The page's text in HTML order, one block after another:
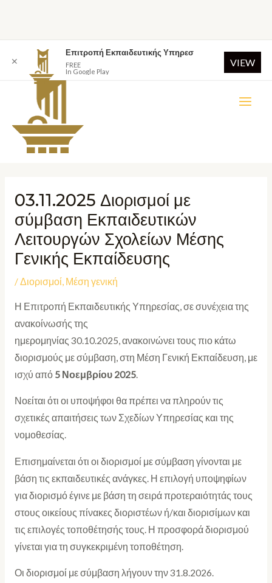
03.11.2025 Διορισμοί με
σύμβαση Εκπαιδευτικών
Λειτουργών Σχολείων Μέσης
Γενικής Εκπαίδευσης
/Διορισμοί, Μέση γενική
Η Επιτροπή Εκπαιδευτικής Υπηρεσίας, σε συνέχεια της
ανακοίνωσής της
ημερομηνίας 30.10.2025, ανακοινώνει τους πιο κάτω
διορισμούς με σύμβαση, στη Μέση Γενική Εκπαίδευση, με
ισχύ από 5 Νοεμβρίου 2025.
Νοείται ότι οι υποψήφοι θα πρέπει να πληρούν τις
σχετικές απαιτήσεις των Σχεδίων Υπηρεσίας και της
νομοθεσίας.
Επισημαίνεται ότι οι διορισμοί με σύμβαση γίνονται με
βάση τις εκπαιδευτικές ανάγκες. Η επιλογή υποψηφίων
για διορισμό έγινε με βάση τη σειρά προτεραιότητάς τους
στους οικείους πίνακες διοριστέων ή/και διορισίμων και
τις επιλογές τοποθέτησής τους. Η προσφορά διορισμού
γίνεται για τη συγκεκριμένη τοποθέτηση.
Οι διορισμοί με σύμβαση λήγουν την 31.8.2026.
✕
Επιτροπή Εκπαιδευτικής Υπηρεσ
FREE
In Google Play
VIEW